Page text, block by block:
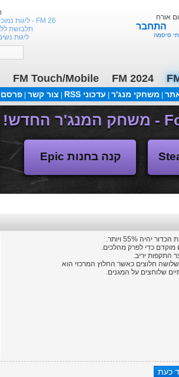
FM 26 - ליגות נמוכות, תקציבים, העברות 13/2
תלבושת
ליגות
אורח
התחבר
סיסמה
FM 2024
FM Touch/Mobile
משחקי מנג'ר עדכוני RSS צור קשר פרסם
קנה בחנות Epic
55% ויותר.
התקפות יריב.
חלוצים כאשר החלוץ המרכזי הוא
שלוחצים על המגנים.